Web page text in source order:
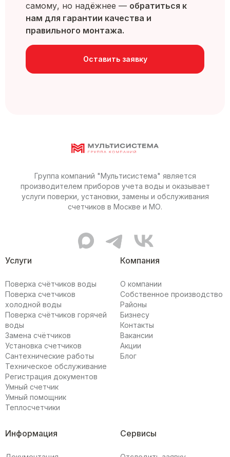
самому, но надёжнее — обратиться к
нам для гарантии качества и
правильного монтажа.
Оставить заявку
Группа компаний "Мультисистема" является
производителем приборов учета воды и оказывает
услуги поверки, установки, замены и обслуживания
счетчиков в Москве и МО.
MAX канал Мультисистемы
Telegram канал
ВКонтакте
Услуги
Поверка счётчиков воды
Поверка счетчиков
холодной воды
Поверка счётчиков горячей
воды
Замена счётчиков
Установка счетчиков
Сантехнические работы
Техническое обслуживание
Регистрация документов
Умный счетчик
Умный помощник
Теплосчетчики
Компания
О компании
Собственное производство
Районы
Бизнесу
Контакты
Вакансии
Акции
Блог
Информация Сервисы